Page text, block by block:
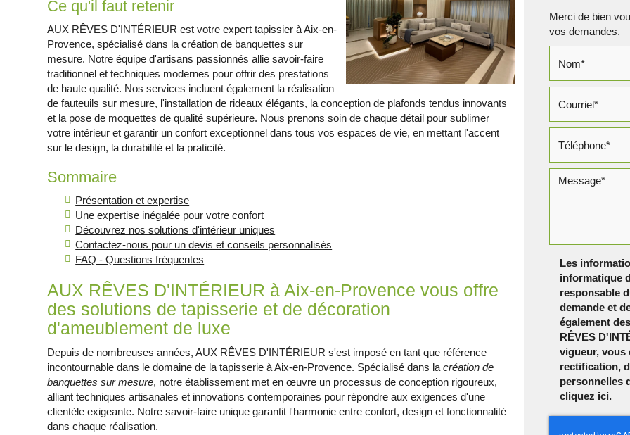
Ce qu'il faut retenir
AUX RÊVES D'INTÉRIEUR est votre expert tapissier à Aix-en-
Provence, spécialisé dans la création de banquettes sur
mesure. Notre équipe d'artisans passionnés allie savoir-faire
traditionnel et techniques modernes pour offrir des prestations
de haute qualité. Nos services incluent également la réalisation
de fauteuils sur mesure, l'installation de rideaux élégants, la conception de plafonds tendus innovants
et la pose de moquettes de qualité supérieure. Nous prenons soin de chaque détail pour sublimer
votre intérieur et garantir un confort exceptionnel dans tous vos espaces de vie, en mettant l'accent
sur le design, la durabilité et la praticité.
Sommaire
Présentation et expertise
Une expertise inégalée pour votre confort
Découvrez nos solutions d'intérieur uniques
Contactez-nous pour un devis et conseils personnalisés
FAQ - Questions fréquentes
AUX RÊVES D'INTÉRIEUR à Aix-en-Provence vous offre
des solutions de tapisserie et de décoration
d'ameublement de luxe
Depuis de nombreuses années, AUX RÊVES D'INTÉRIEUR s'est imposé en tant que référence
incontournable dans le domaine de la tapisserie à Aix-en-Provence. Spécialisé dans lacréation de
banquettes sur mesure, notre établissement met en œuvre un processus de conception rigoureux,
alliant techniques artisanales et innovations contemporaines pour répondre aux exigences d'une
clientèle exigeante. Notre savoir-faire unique garantit l'harmonie entre confort, design et fonctionnalité
dans chaque réalisation.
Merci de bien
vos demandes.
Les
informatique
responsable
demande et
également
RÊVES
vigueur, vous
rectification,
personnelles
cliquez ici.